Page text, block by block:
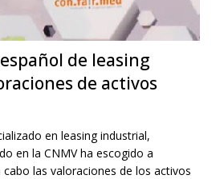
de leasing
de activos
en leasing industrial,
en la CNMV ha escogido a
cabo las valoraciones de los activos